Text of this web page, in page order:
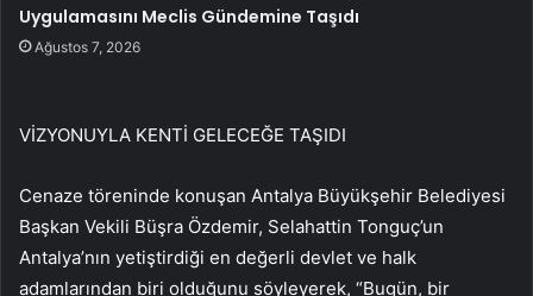
Uygulamasını Meclis Gündemine Taşıdı
Ağustos 7, 2026
VİZYONUYLA KENTİ GELECEĞE TAŞIDI
Cenaze töreninde konuşan Antalya Büyükşehir Belediyesi
Başkan Vekili Büşra Özdemir, Selahattin Tonguç’un
Antalya’nın yetiştirdiği en değerli devlet ve halk
adamlarından biri olduğunu söyleyerek, “Bugün, bir